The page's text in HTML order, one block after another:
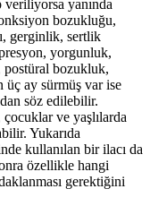
veriliyorsa yanında
bozukluğu,
gerginlik, sertlik
yorgunluk,
postüral bozukluk,
üç ay sürmüş var ise
söz edilebilir.
ve yaşlılarda
Yukarıda
kullanılan bir ilacı da
özellikle hangi
gerektiğini